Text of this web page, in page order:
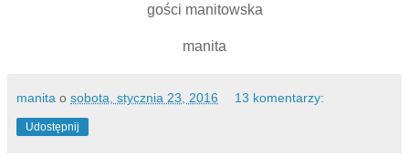
gości manitowska
manita
manita o sobota, stycznia 23, 2016 13 komentarzy:
Udostępnij